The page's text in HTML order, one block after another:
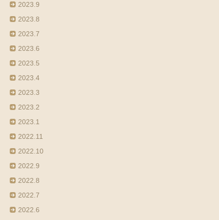
2023.9
2023.8
2023.7
2023.6
2023.5
2023.4
2023.3
2023.2
2023.1
2022.11
2022.10
2022.9
2022.8
2022.7
2022.6